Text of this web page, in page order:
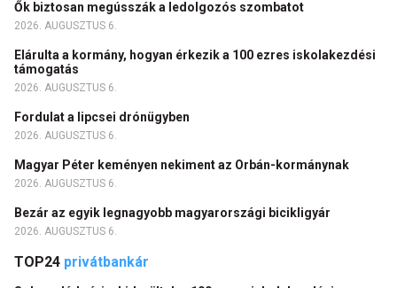
Ők biztosan megússzák a ledolgozós szombatot
2026. AUGUSZTUS 6.
Elárulta a kormány, hogyan érkezik a 100 ezres iskolakezdési
támogatás
2026. AUGUSZTUS 6.
Fordulat a lipcsei drónügyben
2026. AUGUSZTUS 6.
Magyar Péter keményen nekiment az Orbán-kormánynak
2026. AUGUSZTUS 6.
Bezár az egyik legnagyobb magyarországi bicikligyár
2026. AUGUSZTUS 6.
TOP24 privátbankár